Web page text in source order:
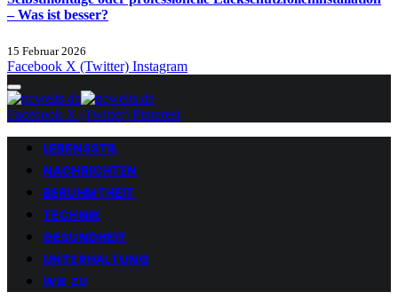
– Was ist besser?
15 Februar 2026
Facebook X (Twitter) Instagram
Facebook X (Twitter) Pinterest
LEBENSSTIL
NACHRICHTEN
BERUHMTHEIT
TECHNIK
GESUNDHEIT
UNTERHALTUNG
WIE ZU